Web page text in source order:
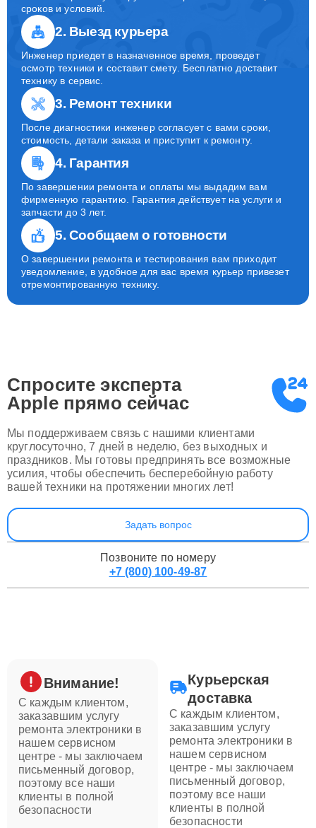
сроков и условий.
2. Выезд курьера
Инженер приедет в назначенное время, проведет
осмотр техники и составит смету. Бесплатно доставит
технику в сервис.
3. Ремонт техники
После диагностики инженер согласует с вами сроки,
стоимость, детали заказа и приступит к ремонту.
4. Гарантия
По завершении ремонта и оплаты мы выдадим вам
фирменную гарантию. Гарантия действует на услуги и
запчасти до 3 лет.
5. Сообщаем о готовности
О завершении ремонта и тестирования вам приходит
уведомление, в удобное для вас время курьер привезет
отремонтированную технику.
Спросите эксперта
Apple прямо сейчас
Мы поддерживаем связь с нашими клиентами
круглосуточно, 7 дней в неделю, без выходных и
праздников. Мы готовы предпринять все возможные
усилия, чтобы обеспечить бесперебойную работу
вашей техники на протяжении многих лет!
Задать вопрос
Позвоните по номеру
+7 (800) 100-49-87
Внимание!
С каждым клиентом,
заказавшим услугу
ремонта электроники в
нашем сервисном
центре - мы заключаем
письменный договор,
поэтому все наши
клиенты в полной
безопасности
Курьерская
доставка
С каждым клиентом,
заказавшим услугу
ремонта электроники в
нашем сервисном
центре - мы заключаем
письменный договор,
поэтому все наши
клиенты в полной
безопасности